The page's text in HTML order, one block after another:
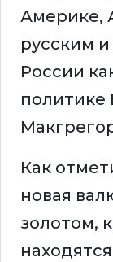
Америке,
русским
России
политике
Как
новая
золотом,